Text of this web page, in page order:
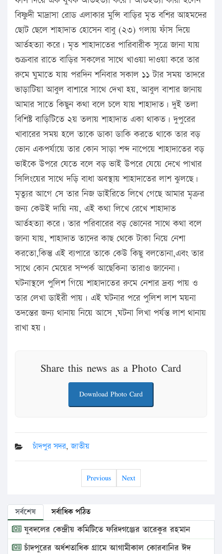
বিষ্ণুদী মাদ্রাসা রোড এলাকার মুন্সি বাড়ির মৃত বশির আহমদের
ছোট ছেলে শাহাদাত হোসেন বাবু (২৩) গলায় ফাঁস দিয়ে
আর্তহত্যা করে। মৃত শাহাদাতের পারিবারীক সূত্রে জানা যায়
শুক্রবার রাতে বাড়ির সকলের সাথে খাওয়া দাওয়া করে তার
রুমে ঘুমাতে যায় পরদিন শনিবার সকাল ১১ টার সময় তাদরে
ভাড়াটিয়া আবুল বাশারে সাথে দেখা হয়, আবুল বাশার জানায়
আমার সাতে কিছুন কথা বলে চলে যায় শাহাদাত। দুই তলা
বিশিষ্ট বাড়িটিতে ২য় তলায় শাহাদাত একা থাকত। দুপুরের
খাবারের সময় হলে তাকে ডাকা ডাকি করতে থাকে তার বড়
ভোন একপর্যায়ে তার কোন সাড়া শব্দ নাপেয়ে শাহাদাতের বড়
ভাইকে উপরে যেতে বলে বড় ভাই উপরে যেয়ে দেখে পাখার
সিলিংয়ের সাথে দড়ি বাধা অবস্থায় শাহাদাতের লাশ ঝুলছে।
মৃত্যুর আগে সে তার নিজ ডাইরিতে লিখে গেছে আমার মৃত্রুর
জন্য কেউই দায়ি নয়, এই কথা লিখে রেখে শাহাদাত
আর্তহত্যা করে। তার পরিবারের বড় ভোনের সাথে কথা বলে
জানা যায়, শাহাদাত তাদের কাছ থেকে টাকা নিয়ে নেশা
করতো,কিন্তু এই ব্যপারে তাকে কেউ কিছু বলতোনা,এবং তার
সাথে কোন মেয়ের সম্পর্ক আছেকিনা তারাও জানেনা।
ঘটনাস্থলে পুলিশ গিয়ে শাহাদাতের রুমে নেশার দ্রব্য পায় ও
তার লেখা ডাইরী পায়। এই ঘটনার পরে পুলিশ লাশ ময়না
তদন্তের জন্য থানায় নিয়ে আসে ,ঘটনা লিখা পর্যন্ত লাশ থানায়
রাখা হয়।
Share this news as a Photo Card
Download Photo Card
চাঁদপুর সদর,জাতীয়
Previous Next
সর্বশেষ সর্বাধিক পঠিত
যুবদলের কেন্দ্রীয় কমিটিতে ফরিদগঞ্জের তারেকুর রহমান
চাঁদপুরের অর্ধশতাধিক গ্রামে আগামীকাল কোরবানির ঈদ